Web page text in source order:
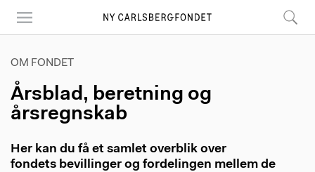
main
OM FONDET
Årsblad, beretning og
årsregnskab
Her kan du få et samlet overblik over
fondets bevillinger og fordelingen mellem de